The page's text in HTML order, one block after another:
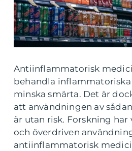
Antiinflammatorisk
behandla
minska smärta. Det är
att användningen av
är utan risk. Forskning
och överdriven
antiinflammatorisk